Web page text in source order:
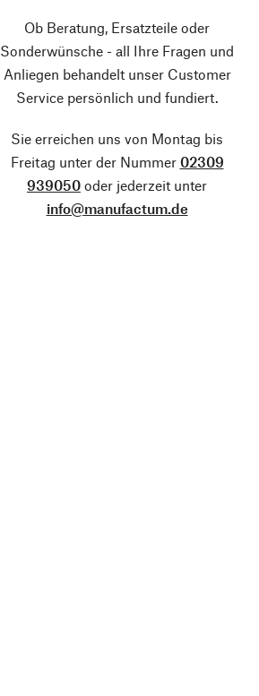
Ob Beratung, Ersatzteile oder
Sonderwünsche - all Ihre Fragen und
Anliegen behandelt unser Customer
Service persönlich und fundiert.
Sie erreichen uns von Montag bis
Freitag unter der Nummer 02309
939050 oder jederzeit unter
info@manufactum.de